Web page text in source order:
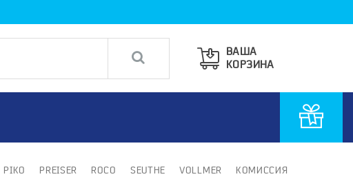
ВАША
КОРЗИНА
PIKO PREISER ROCO SEUTHE VOLLMER КОМИССИЯ